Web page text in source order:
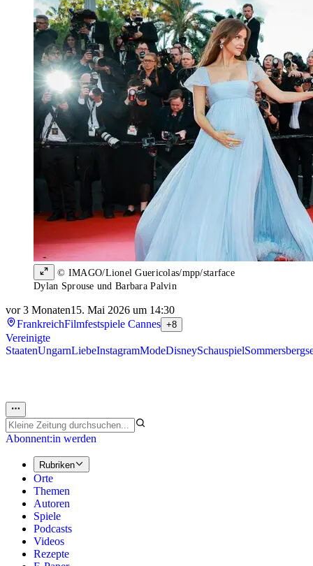
© IMAGO/Lionel Guericolas/mpp/starface
Dylan Sprouse und Barbara Palvin
vor 3 Monaten15. Mai 2026 um 14:30
FrankreichFilmfestspiele Cannes +8
Vereinigte
StaatenUngarnLiebeInstagramModeDisneySchauspiel
Abonnent:in werden
Rubriken
Orte
Themen
Autoren
Spiele
Podcasts
Videos
Rezepte